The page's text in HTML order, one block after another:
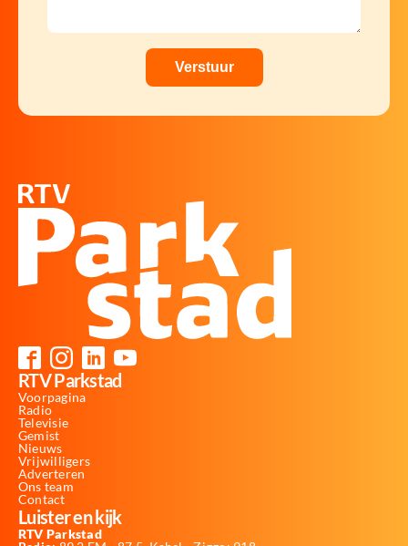
RTV Parkstad
Voorpagina
Radio
Televisie
Gemist
Nieuws
Vrijwilligers
Adverteren
Ons team
Contact
Luister en kijk
RTV Parkstad